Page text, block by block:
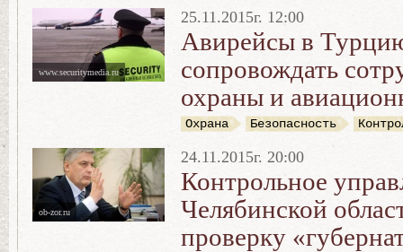
www.securitymedia.ru
25.11.2015г. 12:00
Авирейсы в
сопровождать
охраны и
Охрана Безопасность
ob-zor.ru
24.11.2015г. 20:00
Контрольное
Челябинской
проверку